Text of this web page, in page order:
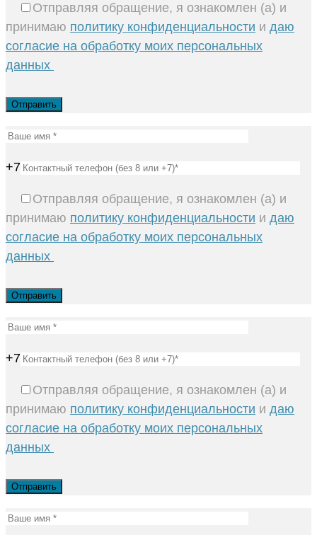
Отправляя обращение, я ознакомлен (а) и
принимаю политику конфиденциальности и даю
согласие на обработку моих персональных
данных
+7
Отправляя обращение, я ознакомлен (а) и
принимаю политику конфиденциальности и даю
согласие на обработку моих персональных
данных
+7
Отправляя обращение, я ознакомлен (а) и
принимаю политику конфиденциальности и даю
согласие на обработку моих персональных
данных